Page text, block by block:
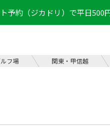
予約（ジカドリ）で平日500
フ場 関東・甲信越